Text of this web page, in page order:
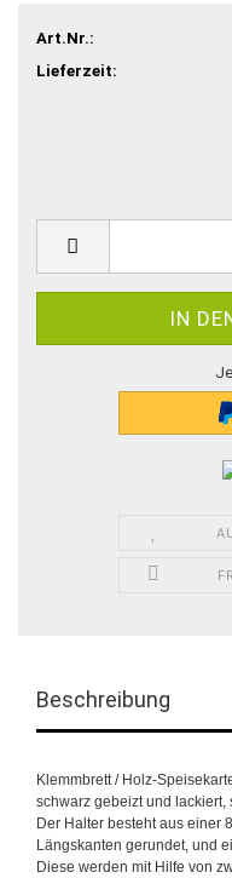
Art.Nr.:
Lieferzeit:
Beschreibung
Klemmbrett / Holz-
schwarz gebeizt und lackiert,
Der Halter besteht aus einer
Längskanten gerundet, und
Diese werden mit Hilfe von